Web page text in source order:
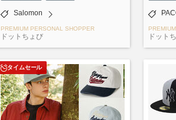
Salomon
PREMIUM PERSONAL SHOPPER
ドットちょび ドット
タイムセール